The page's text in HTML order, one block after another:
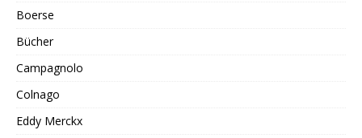
Boerse
Bücher
Campagnolo
Colnago
Eddy Merckx